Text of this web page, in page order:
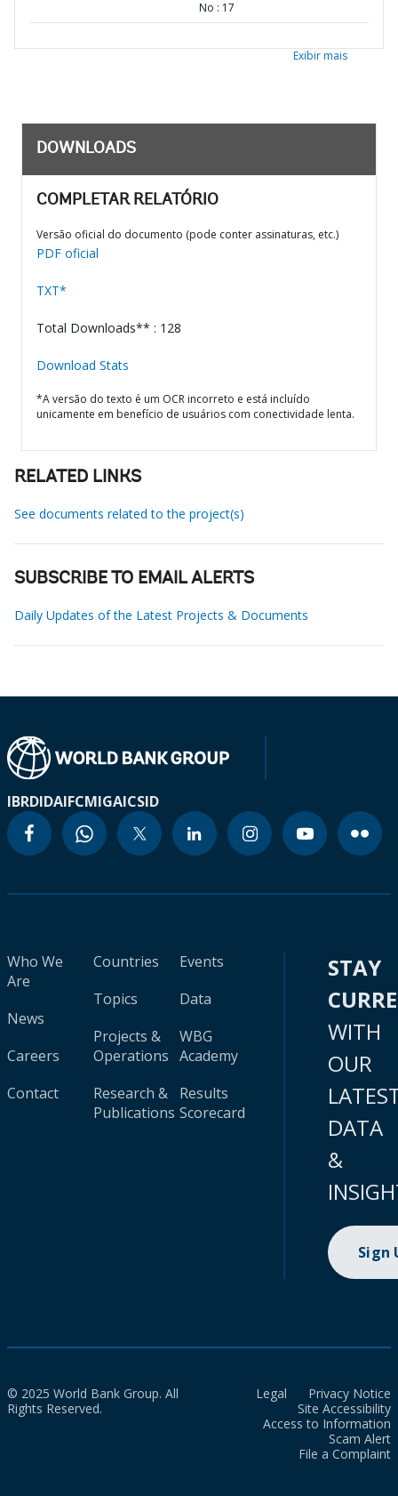
No : 17
Exibir mais
DOWNLOADS
COMPLETAR RELATÓRIO
Versão oficial do documento (pode conter assinaturas, etc.)
PDF oficial
TXT*
Total Downloads** : 128
Download Stats
*A versão do texto é um OCR incorreto e está incluído
unicamente em benefício de usuários com conectividade lenta.
RELATED LINKS
See documents related to the project(s)
SUBSCRIBE TO EMAIL ALERTS
Daily Updates of the Latest Projects & Documents
IBRDIDAIFCMIGAICSID
Who We
Are
News
Careers
Contact
Countries
Topics
Projects &
Operations
Research &
Publications
Events
Data
WBG
Academy
Results
Scorecard
STAY
WITH
OUR
DATA
&
Sign
© 2025 World Bank Group. All
Rights Reserved.
Legal
Privacy Notice
Site Accessibility
Access to Information
Scam Alert
File a Complaint